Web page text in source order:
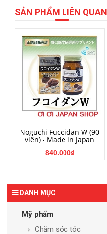
SẢN PHẨM LIÊN QUAN
MUA HÀNG
Noguchi Fucoidan W (90
viên) - Made in Japan
840.000₫
DANH MỤC
Mỹ phẩm
Chăm sóc tóc